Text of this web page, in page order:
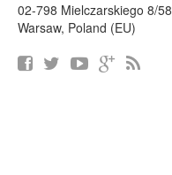
02-798 Mielczarskiego 8/58
Warsaw, Poland (EU)